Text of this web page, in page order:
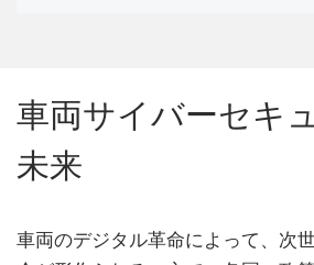
車両サイバーセキ
未来
車両のデジタル革命によって、次